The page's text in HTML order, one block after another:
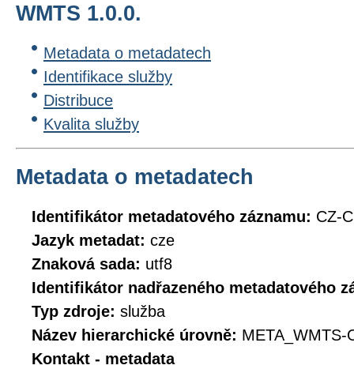
WMTS 1.0.0.
Metadata o metadatech
Identifikace služby
Distribuce
Kvalita služby
Metadata o metadatech
Identifikátor metadatového záznamu: CZ-
Jazyk metadat: cze
Znaková sada: utf8
Identifikátor nadřazeného metadatového
Typ zdroje: služba
Název hierarchické úrovně: META_WMTS-
Kontakt - metadata